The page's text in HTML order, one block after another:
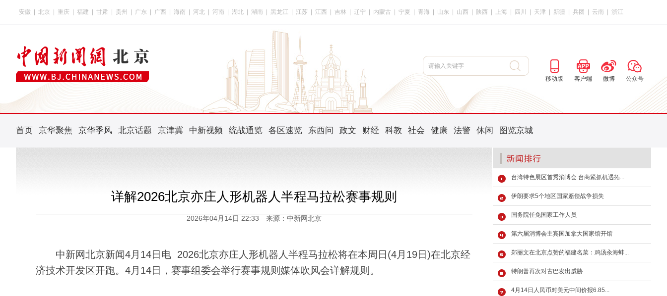
安徽 北京 重庆 福建 甘肃 贵州 广东 广西 海南 河北 河南 湖北 湖南 黑龙江 江苏 江西 吉林 辽宁 内蒙古 宁夏 青海 山东 山西 陕西 上海 四川 天津 新疆 兵团 云南 浙江
移动版 客户端 微博 公众号
首页 京华聚焦 京华季风 北京话题 京津冀 中新视频 统战通览 各区速览 东西问 政文 财经 科教 社会 健康 法警 休闲 图览京城
详解2026北京亦庄人形机器人半程马拉松赛事规则
2026年04月14日 22:33 来源：中新网北京
中新网北京新闻4月14日电 2026北京亦庄人形机器人半程马拉松将在本周日(4月19日)在北京经
济技术开发区开跑。4月14日，赛事组委会举行赛事规则媒体吹风会详解规则。
台湾特色展区首秀消博会 台商紧抓机遇拓...
伊朗要求5个地区国家赔偿战争损失
国务院任免国家工作人员
第六届消博会主宾国加拿大国家馆开馆
郑丽文在北京点赞的福建名菜：鸡汤汆海蚌...
特朗普再次对古巴发出威胁
4月14日人民币对美元中间价报6.85...